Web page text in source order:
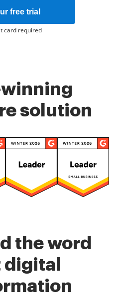
free trial
card required
solution
the word
digital